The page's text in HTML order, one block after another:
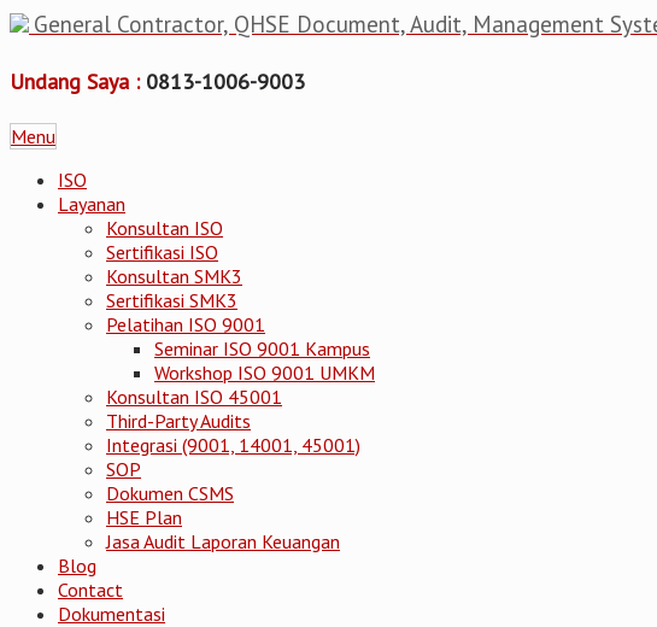
General Contractor, QHSE Document, Audit, Management
Undang Saya : 0813-1006-9003
Menu
ISO
Layanan
Konsultan ISO
Sertifikasi ISO
Konsultan SMK3
Sertifikasi SMK3
Pelatihan ISO 9001
Seminar ISO 9001 Kampus
Workshop ISO 9001 UMKM
Konsultan ISO 45001
Third-Party Audits
Integrasi (9001, 14001, 45001)
SOP
Dokumen CSMS
HSE Plan
Jasa Audit Laporan Keuangan
Blog
Contact
Dokumentasi